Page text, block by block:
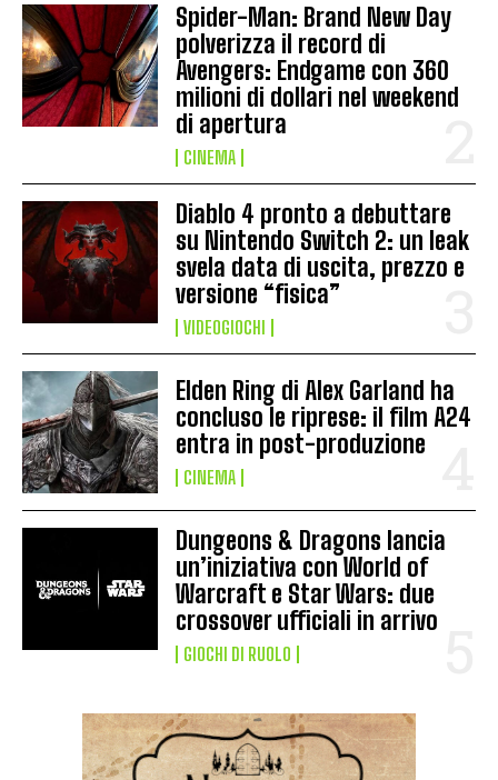
Spider-Man: Brand New Day
polverizza il record di
Avengers: Endgame con 360
milioni di dollari nel weekend
di apertura
CINEMA
Diablo 4 pronto a debuttare
su Nintendo Switch 2: un leak
svela data di uscita, prezzo e
versione “fisica”
VIDEOGIOCHI
Elden Ring di Alex Garland ha
concluso le riprese: il film A24
entra in post-produzione
CINEMA
Dungeons & Dragons lancia
un’iniziativa con World of
Warcraft e Star Wars: due
crossover ufficiali in arrivo
GIOCHI DI RUOLO